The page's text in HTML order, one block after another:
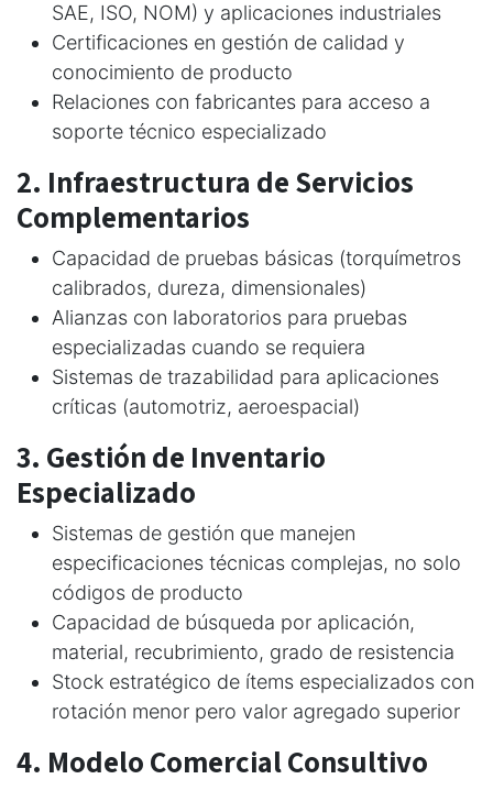
SAE, ISO, NOM) y aplicaciones industriales
Certificaciones en gestión de calidad y
conocimiento de producto
Relaciones con fabricantes para acceso a
soporte técnico especializado
2. Infraestructura de Servicios
Complementarios
Capacidad de pruebas básicas (torquímetros
calibrados, dureza, dimensionales)
Alianzas con laboratorios para pruebas
especializadas cuando se requiera
Sistemas de trazabilidad para aplicaciones
críticas (automotriz, aeroespacial)
3. Gestión de Inventario
Especializado
Sistemas de gestión que manejen
especificaciones técnicas complejas, no solo
códigos de producto
Capacidad de búsqueda por aplicación,
material, recubrimiento, grado de resistencia
Stock estratégico de ítems especializados con
rotación menor pero valor agregado superior
4. Modelo Comercial Consultivo